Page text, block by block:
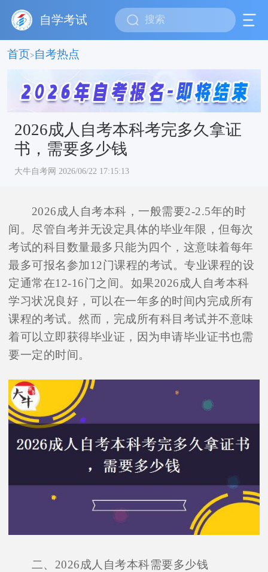
自学考试
首页>自考热点
2026成人自考本科考完多久拿证
书，需要多少钱
大牛自考网 2026/06/22 17:15:13
2026成人自考本科，一般需要2-2.5年的时
间。尽管自考并无设定具体的毕业年限，但每次
考试的科目数量最多只能为四个，这意味着每年
最多可报名参加12门课程的考试。专业课程的设
定通常在12-16门之间。如果2026成人自考本科
学习状况良好，可以在一年多的时间内完成所有
课程的考试。然而，完成所有科目考试并不意味
着可以立即获得毕业证，因为申请毕业证书也需
要一定的时间。
二、2026成人自考本科需要多少钱